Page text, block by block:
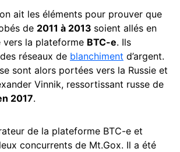
ait les éléments pour prouver que
de 2011 à 2013 soient allés en
vers la plateforme BTC-e. Ils
réseaux de blanchiment d’argent.
sont alors portées vers la Russie et
Vinnik, ressortissant russe de
2017.
de la plateforme BTC-e et
concurrents de Mt.Gox. Il a été